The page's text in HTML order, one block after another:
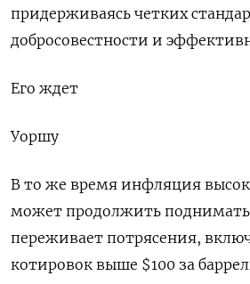
придерживаясь четких
добросовестности и
Его ждет
Уоршу
В то же время инфляция
может продолжить
переживает потрясения,
котировок выше $100 за